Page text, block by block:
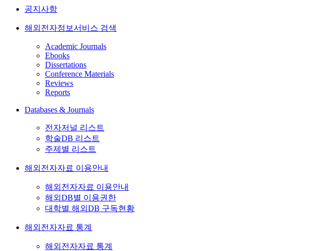
공지사항
해외전자정보서비스 검색
Academic Journals
Ebooks
Dissertations
Conference Materials
Reviews
Reports
Databases & Journals
전자저널 리스트
학술DB 리스트
주제별 리스트
해외전자자료 이용안내
해외전자자료 이용안내
해외DB별 이용권한
대학별 해외DB 구독현황
해외전자자료 통계
해외전자자료 통계